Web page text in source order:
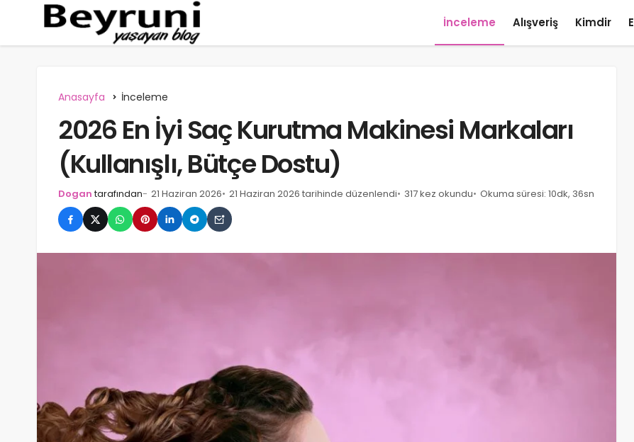
İnceleme Alışveriş Kimdir
Anasayfa İnceleme
2026 En İyi Saç Kurutma Makinesi Markaları
(Kullanışlı, Bütçe Dostu)
Dogan tarafından 21 Haziran 2026 21 Haziran 2026 tarihinde düzenlendi 317 kez okundu Okuma süresi: 10dk, 36sn